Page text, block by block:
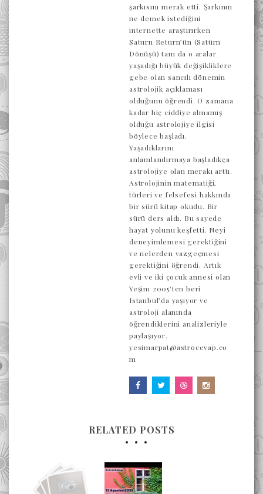
şarkısını merak etti. Şarkının
ne demek istediğini
internette araştırırken
Saturn Return’ün (Satürn
Dönüşü) tam da o aralar
yaşadığı büyük değişikliklere
gebe olan sancılı dönemin
astrolojik açıklaması
olduğunu öğrendi. O zamana
kadar hiç ciddiye almamış
olduğu astrolojiye ilgisi
böylece başladı.
Yaşadıklarını
anlamlandırmaya başladıkça
astrolojiye olan merakı arttı.
Astrolojinin matematiği,
türleri ve felsefesi hakkında
bir sürü kitap okudu. Bir
sürü ders aldı. Bu sayede
hayat yolunu keşfetti. Neyi
deneyimlemesi gerektiğini
ve nelerden vazgeçmesi
gerektiğini öğrendi. Artık
evli ve iki çocuk annesi olan
Yeşim 2005’ten beri
Istanbul’da yaşıyor ve
astroloji alanında
öğrendiklerini analizleriyle
paylaşıyor.
yesimarpat@astrocevap.co
m
RELATED POSTS